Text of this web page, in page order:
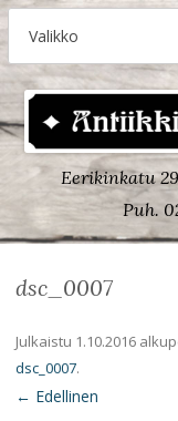
Eerikinkatu
Puh.
dsc_0007
Julkaistu 1.10.2016
dsc_0007.
← Edellinen